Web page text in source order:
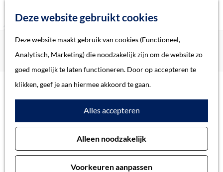
Deze website gebruikt cookies
Deze website maakt gebruik van cookies (Functioneel,
Analytisch, Marketing) die noodzakelijk zijn om de website zo
goed mogelijk te laten functioneren. Door op accepteren te
klikken, geef je aan hiermee akkoord te gaan.
Alles accepteren
Alleen noodzakelijk
Voorkeuren aanpassen
k
e
Home
Verhalen
Thema
Soort object
Collecties
Beeld en geluid
Home
Oorlogsslachtoffers 's-Hertogenbosch
Staal, Henricus Hubertus Johannes Josephus
Staal, Henricus
Hubertus Johannes
Josephus